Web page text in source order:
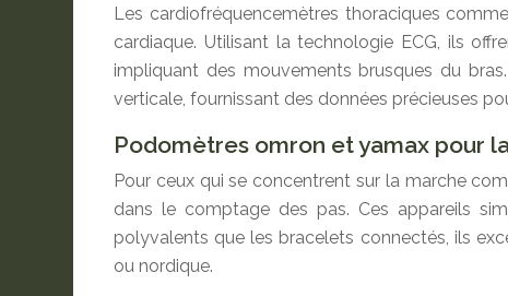
Les cardiofréquencemètres thoraciques
cardiaque. Utilisant la technologie ECG, ils
impliquant des mouvements brusques du
verticale, fournissant des données précieuses
Podomètres omron et yamax pour
Pour ceux qui se concentrent sur la marche
dans le comptage des pas. Ces appareils
polyvalents que les bracelets connectés, ils
ou nordique.